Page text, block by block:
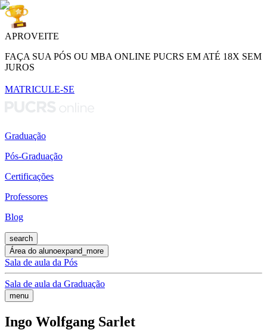
APROVEITE
FAÇA SUA PÓS OU MBA ONLINE PUCRS EM ATÉ 18X SEM
JUROS
MATRICULE-SE
Graduação
Pós-Graduação
Certificações
Professores
Blog
search
Área do alunoexpand_more
Sala de aula da Pós
Sala de aula da Graduação
menu
Ingo Wolfgang Sarlet